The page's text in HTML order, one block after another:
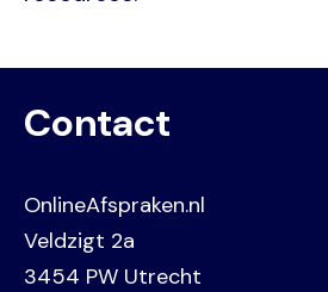
Contact
OnlineAfspraken.nl
Veldzigt 2a
3454 PW Utrecht